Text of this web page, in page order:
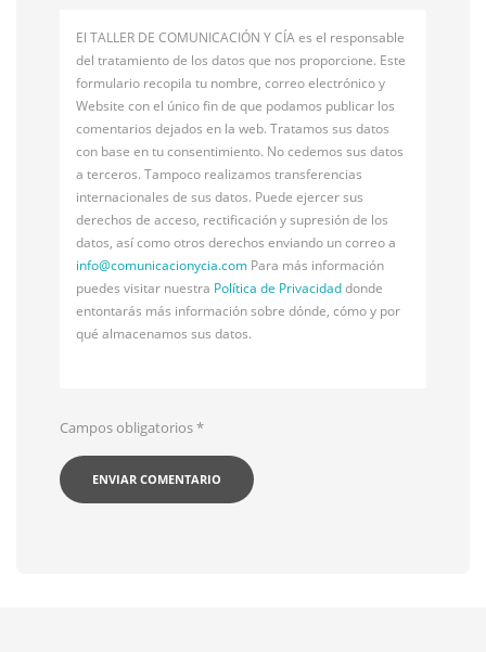
El TALLER DE COMUNICACIÓN Y CÍA es el responsable
del tratamiento de los datos que nos proporcione. Este
formulario recopila tu nombre, correo electrónico y
Website con el único fin de que podamos publicar los
comentarios dejados en la web. Tratamos sus datos
con base en tu consentimiento. No cedemos sus datos
a terceros. Tampoco realizamos transferencias
internacionales de sus datos. Puede ejercer sus
derechos de acceso, rectificación y supresión de los
datos, así como otros derechos enviando un correo a
info@comunicacionycia.com Para más información
puedes visitar nuestra Política de Privacidaddonde
entontarás más información sobre dónde, cómo y por
qué almacenamos sus datos.
Campos obligatorios*